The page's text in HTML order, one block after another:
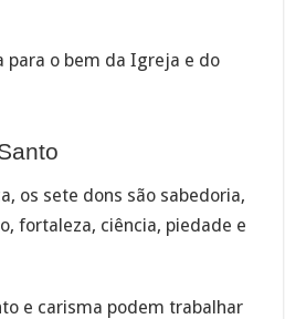
para o bem da Igreja e do
os sete dons são sabedoria,
fortaleza, ciência, piedade e
e carisma podem trabalhar